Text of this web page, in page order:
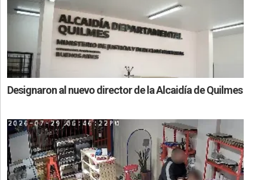
Designaron al nuevo director de la Alcaidía de Quilmes